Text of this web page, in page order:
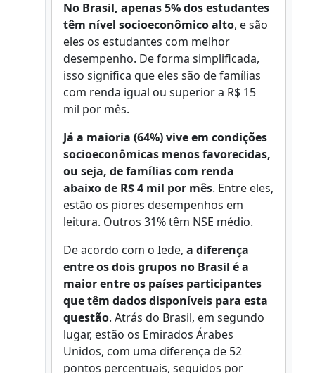
No Brasil, apenas 5% dos estudantes
têm nível socioeconômico alto, e são
eles os estudantes com melhor
desempenho. De forma simplificada,
isso significa que eles são de famílias
com renda igual ou superior a R$ 15
mil por mês.
Já a maioria (64%) vive em condições
socioeconômicas menos favorecidas,
ou seja, de famílias com renda
abaixo de R$ 4 mil por mês. Entre eles,
estão os piores desempenhos em
leitura. Outros 31% têm NSE médio.
De acordo com o Iede, a diferença
entre os dois grupos no Brasil é a
maior entre os países participantes
que têm dados disponíveis para esta
questão. Atrás do Brasil, em segundo
lugar, estão os Emirados Árabes
Unidos, com uma diferença de 52
pontos percentuais, seguidos por